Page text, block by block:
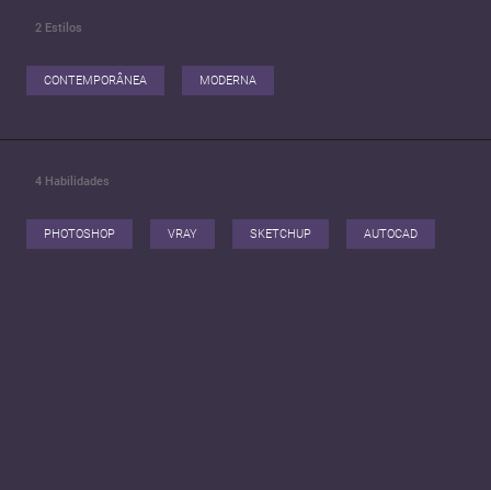
2 Estilos
CONTEMPORÂNEA MODERNA
4 Habilidades
PHOTOSHOP VRAY SKETCHUP AUTOCAD